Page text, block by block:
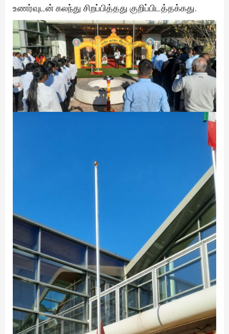
உணர்வுடன் கலந்து சிறப்பித்தது குறிப்பிடத்தக்கது.